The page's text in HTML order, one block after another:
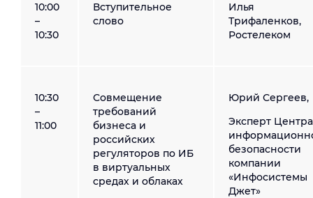
10:00
–
10:30
Вступительное
слово
Илья
Трифаленков,
Ростелеком
10:30
–
11:00
Совмещение
требований
бизнеса и
российских
регуляторов по ИБ
в виртуальных
средах и облаках
Юрий Сергеев,
Эксперт Центра
безопасности
компании
«Инфосистемы
Джет»